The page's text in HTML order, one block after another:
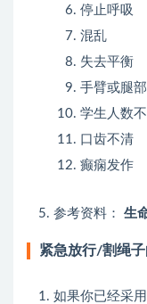
停止呼吸
混乱
失去平衡
手臂或腿
学生人数
口齿不清
癫痫发作
参考资料： 生
紧急放行/割绳
如果你已经采